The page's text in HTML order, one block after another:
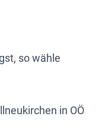
so wähle
in OÖ